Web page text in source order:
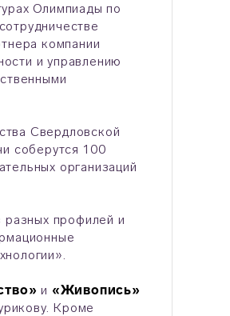
Олимпиады по
компании
и управлению
Свердловской
соберутся 100
организаций
профилей и
и «Живопись»
Кроме